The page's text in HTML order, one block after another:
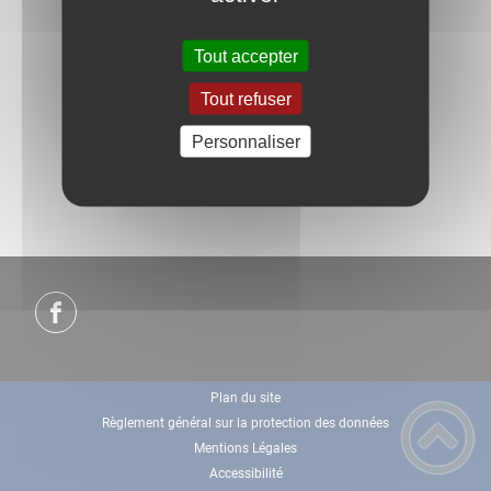
Plan du site
Règlement général sur la protection des données
Mentions Légales
Accessibilité
Tout accepter
Tout refuser
Personnaliser